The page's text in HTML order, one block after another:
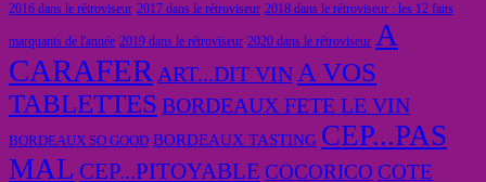
2016 dans le rétroviseur 2017 dans le rétroviseur 2018 dans le rétroviseur : les 12 faits
marquants de l'année 2019 dans le rétroviseur 2020 dans le rétroviseur A
CARAFER ART...DIT VIN A VOS
TABLETTES BORDEAUX FETE LE VIN
BORDEAUX SO GOOD BORDEAUX TASTING CEP...PAS
MAL CEP...PITOYABLE COCORICO COTE